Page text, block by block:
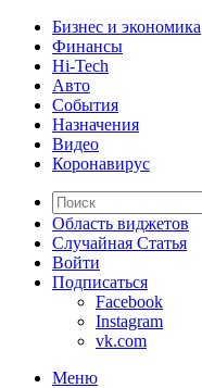
Бизнес и экономика
Финансы
Hi-Tech
Авто
События
Назначения
Видео
Коронавирус
Область виджетов
Случайная Статья
Войти
Подписаться
Facebook
Instagram
vk.com
Меню